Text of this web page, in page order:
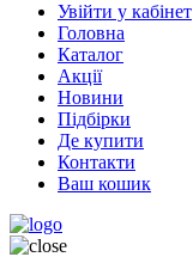
Увійти у кабінет
Головна
Каталог
Акції
Новини
Підбірки
Де купити
Контакти
Ваш кошик